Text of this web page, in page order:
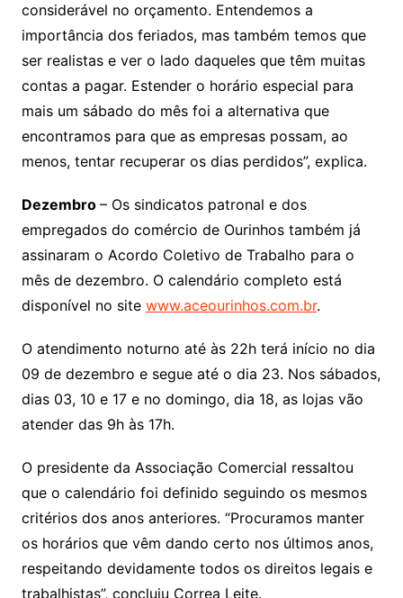
considerável no orçamento. Entendemos a
importância dos feriados, mas também temos que
ser realistas e ver o lado daqueles que têm muitas
contas a pagar. Estender o horário especial para
mais um sábado do mês foi a alternativa que
encontramos para que as empresas possam, ao
menos, tentar recuperar os dias perdidos”, explica.
Dezembro – Os sindicatos patronal e dos
empregados do comércio de Ourinhos também já
assinaram o Acordo Coletivo de Trabalho para o
mês de dezembro. O calendário completo está
disponível no site www.aceourinhos.com.br.
O atendimento noturno até às 22h terá início no dia
09 de dezembro e segue até o dia 23. Nos sábados,
dias 03, 10 e 17 e no domingo, dia 18, as lojas vão
atender das 9h às 17h.
O presidente da Associação Comercial ressaltou
que o calendário foi definido seguindo os mesmos
critérios dos anos anteriores. “Procuramos manter
os horários que vêm dando certo nos últimos anos,
respeitando devidamente todos os direitos legais e
trabalhistas”, concluiu Correa Leite.